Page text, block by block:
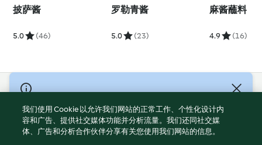
披萨酱
5.0 (46)
罗勒青酱
5.0 (23)
麻酱蘸料
4.9 (16)
© Copyright 2021-2023 福维克信息科技(上海)有限公司 版权所有
2026
使用规定
我们使用 Cookie 以允许我们网站的正常工作、个性化设计内
容和广告、提供社交媒体功能并分析流量。我们还同社交媒
体、广告和分析合作伙伴分享有关您使用我们网站的信息。